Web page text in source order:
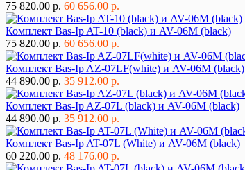
75 820.00 р. 60 656.00 р.
Комплект Bas-Ip AT-10 (black) и AV-06M (black)
75 820.00 р. 60 656.00 р.
Комплект Bas-Ip AZ-07LF(white) и AV-06M (black)
44 890.00 р. 35 912.00 р.
Комплект Bas-Ip AZ-07L (black) и AV-06M (black)
44 890.00 р. 35 912.00 р.
Комплект Bas-Ip AT-07L (White) и AV-06M (black)
60 220.00 р. 48 176.00 р.